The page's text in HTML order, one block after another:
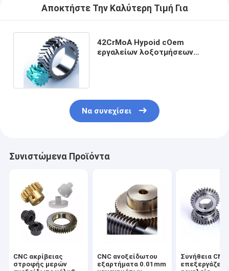
Αποκτήστε Την Καλύτερη Τιμή Για
42CrMoA Hypoid cOem
εργαλείων λοξοτμήσεων
Να συνεχίσει
Συνιστώμενα Προϊόντα
CNC ακρίβειας
στροφής μερών
CNC ανοξείδωτου
εξαρτήματα 0.01mm
Συνήθεια